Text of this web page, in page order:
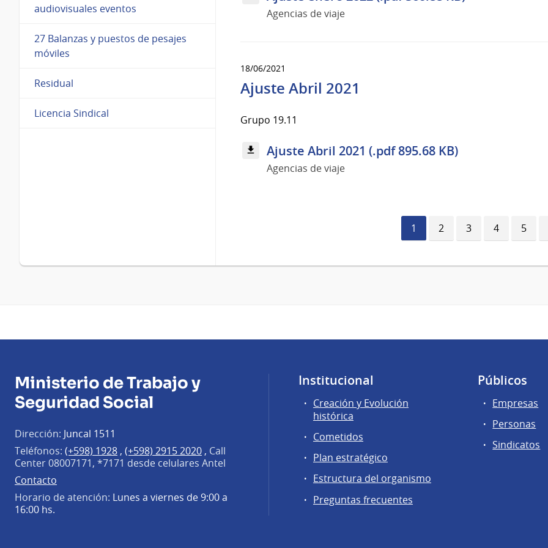
audiovisuales eventos
27 Balanzas y puestos de pesajes
móviles
Residual
Licencia Sindical
Agencias de viaje
18/06/2021
Ajuste Abril 2021
Grupo 19.11
Ajuste Abril 2021 (.pdf 895.68 KB)
Agencias de viaje
Página
actual
1 Página
2 Página
3 Página
4 5
Ministerio de Trabajo y
Seguridad Social
Dirección: Juncal 1511
Teléfonos: (+598) 1928 , (+598) 2915 2020 , Call
Center 08007171, *7171 desde celulares Antel
Contacto
Horario de atención: Lunes a viernes de 9:00 a
16:00 hs.
Institucional
Creación y Evolución
histórica
Cometidos
Plan estratégico
Estructura del organismo
Preguntas frecuentes
Públicos
Empresas
Personas
Sindicatos